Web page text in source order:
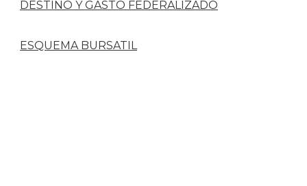
DESTINO Y GASTO FEDERALIZADO
ESQUEMA BURSATIL